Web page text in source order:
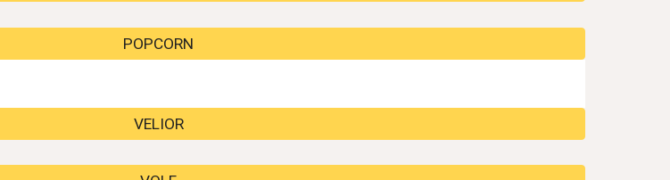
POPCORN
VELIOR